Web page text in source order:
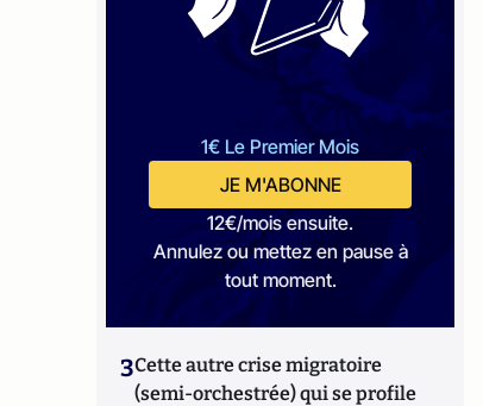
1€ Le Premier Mois
JE M'ABONNE
12€/mois ensuite.
Annulez ou mettez en pause à
tout moment.
3Cette autre crise migratoire
(semi-orchestrée) qui se profile